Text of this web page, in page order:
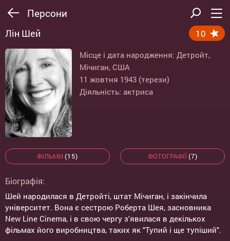
Персони
Лін Шей 10
Місце і дата народження: Детройт,
Мічиган, США
11 жовтня 1943 (терези)
Діяльність: актриса
ФІЛЬМИ (15) ФОТОГРАФІЇ(7)
Біографія:
Шей народилася в Детройті, штат Мічиган, і закінчила
університет. Вона є сестрою Роберта Шея, засновника
New Line Cinema, і в свою чергу з'явилася в декількох
фільмах його виробництва, таких як "Тупий і ще тупіший".